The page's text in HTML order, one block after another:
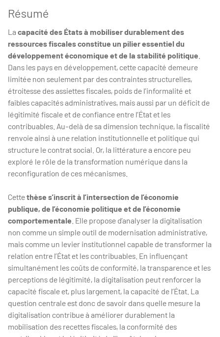
Résumé
La capacité des États à mobiliser durablement des
ressources fiscales constitue un pilier essentiel du
développement économique et de la stabilité politique
Dans les pays en développement, cette capacité demeure
limitée non seulement par des contraintes structurelles,
étroitesse des assiettes fiscales, poids de l’informalité et
faibles capacités administratives, mais aussi par un déficit de
légitimité fiscale et de confiance entre l’État et les
contribuables. Au-delà de sa dimension technique, la fiscalité
renvoie ainsi à une relation institutionnelle et politique qui
structure le contrat social. Or, la littérature a encore peu
exploré le rôle de la transformation numérique dans la
reconfiguration de ces mécanismes.
Cettethèse s’inscrit à l’intersection de l’économie
publique, de l’économie politique et de l’économie
comportementale . Elle propose d’analyser la digitalisation
non comme un simple outil de modernisation administrative,
mais comme un levier institutionnel capable de transformer la
relation entre l’État et les contribuables. En influençant
simultanément les coûts de conformité, la transparence et les
perceptions de légitimité, la digitalisation peut renforcer la
capacité fiscale et, plus largement, la capacité de l’État. La
question centrale est donc de savoir dans quelle mesure la
digitalisation contribue à améliorer durablement la
mobilisation des recettes fiscales, la conformité des